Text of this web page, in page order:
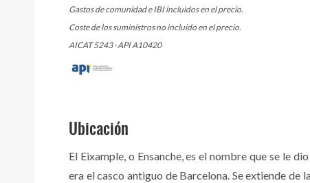
Gastos de comunidad e IBI incluidos en el precio.
Coste de los suministros no incluido en el precio.
AICAT 5243 · API A10420
Ubicación
El Eixample, o Ensanche, es el nombre que se le
era el casco antiguo de Barcelona. Se extiende de